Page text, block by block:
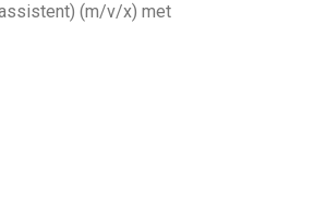
(m/v/x) met